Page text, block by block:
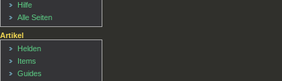
Hilfe
Alle Seiten
Artikel
Helden
Items
Guides